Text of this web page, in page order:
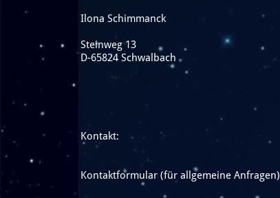
Ilona Schimmanck
Steinweg 13
D-65824 Schwalbach
Kontakt:
Kontaktformular (für allgemeine Anfragen)